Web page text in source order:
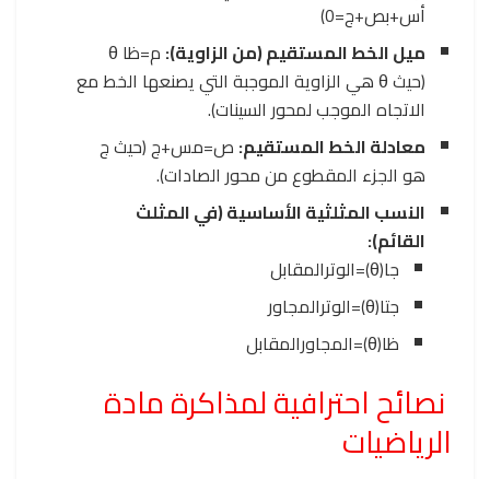
أس+بص+ج=
0
)
ميل الخط المستقيم (من الزاوية): م=ظا θ
(حيثθهي الزاوية الموجبة التي يصنعها الخط مع
الاتجاه الموجب لمحور السينات).
معادلة الخط المستقيم: ص=مس+ج(حيثج
هو الجزء المقطوع من محور الصادات).
النسب المثلثية الأساسية (في المثلث
القائم):
جا(
θ
)
=الوترالمقابل
جتا(
θ
)
=الوترالمجاور
ظا(
θ
)
=المجاورالمقابل
نصائح احترافية لمذاكرة مادة
الرياضيات